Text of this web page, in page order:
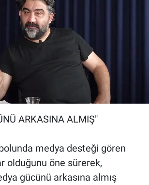
ARKASINA ALMIŞ"
medya desteği gören
olduğunu öne sürerek,
gücünü arkasına almış